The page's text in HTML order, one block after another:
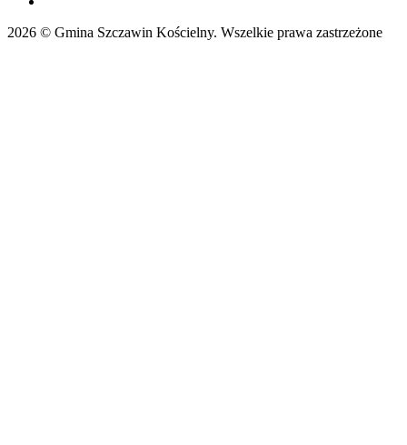
2026 © Gmina Szczawin Kościelny. Wszelkie prawa zastrzeżone